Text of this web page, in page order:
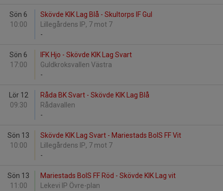
Sön 6
10:00
Skövde KIK Lag Blå - Skultorps IF Gul
Lillegårdens IP, 7 mot 7
-
Sön 6
17:00
IFK Hjo - Skövde KIK Lag Svart
Guldkroksvallen Västra
-
Lör 12
09:30
Råda BK Svart - Skövde KIK Lag Blå
Rådavallen
-
Sön 13
10:00
Skövde KIK Lag Svart - Mariestads BoIS FF Vit
Lillegårdens IP, 7 mot 7
-
Sön 13
11:00
Mariestads BoIS FF Röd - Skövde KIK Lag vit
Lekevi IP Övre-plan